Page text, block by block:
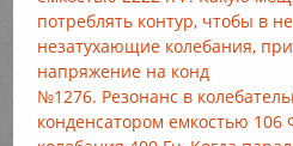
потреблять контур, чтобы в
незатухающие колебания,
напряжение на конд
№1276. Резонанс в
конденсатором емкостью 106